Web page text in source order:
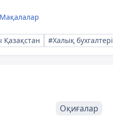
Мақалалар
#Халық бухгалтері
Оқиғалар